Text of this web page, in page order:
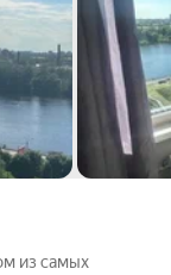
из самых